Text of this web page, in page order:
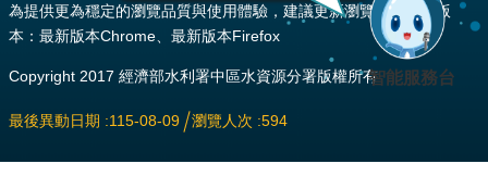
為提供更為穩定的瀏覽品質與使用體驗，建議更新瀏覽器至以下版
本：最新版本Chrome、最新版本Firefox
Copyright 2017 經濟部水利署中區水資源分署版權所有
最後異動日期 115-08-09 瀏覽人次 594
智能服務台